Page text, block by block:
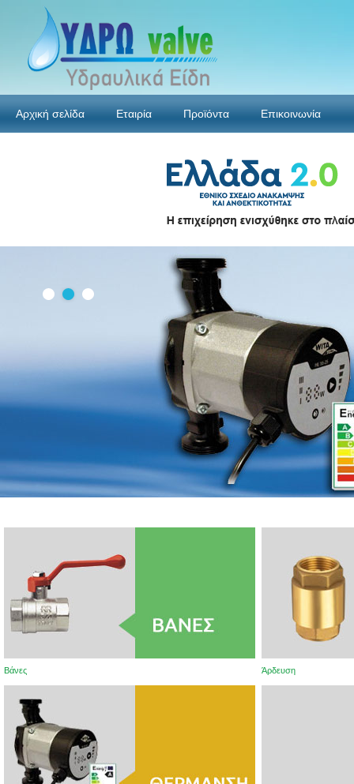
Αρχική σελίδα Εταιρία Προϊόντα Επικοινωνία
Βάνες Άρδευση